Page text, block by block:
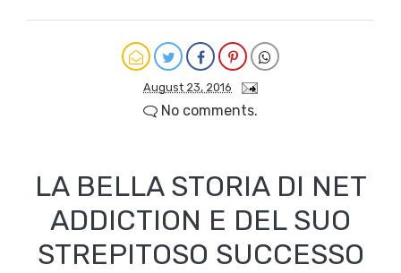
August 23, 2016
No comments.
LA BELLA STORIA DI NET
ADDICTION E DEL SUO
STREPITOSO SUCCESSO